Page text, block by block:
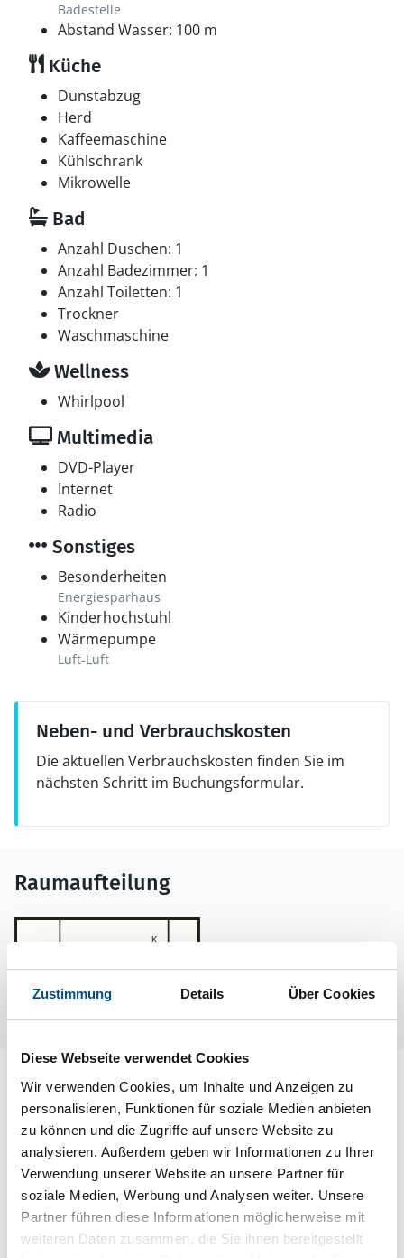
Zustimmung Details Über Cookies
Diese Webseite verwendet Cookies
Wir verwenden Cookies, um Inhalte und Anzeigen zu
personalisieren, Funktionen für soziale Medien anbieten
zu können und die Zugriffe auf unsere Website zu
analysieren. Außerdem geben wir Informationen zu Ihrer
Verwendung unserer Website an unsere Partner für
soziale Medien, Werbung und Analysen weiter. Unsere
Partner führen diese Informationen möglicherweise mit
weiteren Daten zusammen, die Sie ihnen bereitgestellt
Badestelle
Abstand Wasser: 100 m
Küche
Dunstabzug
Herd
Kaffeemaschine
Kühlschrank
Mikrowelle
Bad
Anzahl Duschen: 1
Anzahl Badezimmer: 1
Anzahl Toiletten: 1
Trockner
Waschmaschine
Wellness
Whirlpool
Multimedia
DVD-Player
Internet
Radio
Sonstiges
Besonderheiten
Energiesparhaus
Kinderhochstuhl
Wärmepumpe
Luft-Luft
Neben- und Verbrauchskosten
Die aktuellen Verbrauchskosten finden Sie im
nächsten Schritt im Buchungsformular.
Raumaufteilung
Lageplan
Adresse
Ferienhaus 16577
Brantavägen 5
Nogersund
29495 Sölvesborg